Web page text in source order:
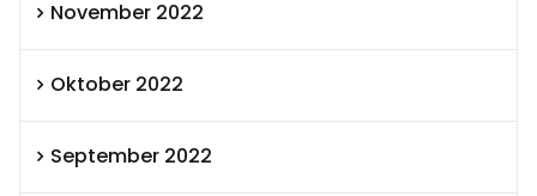
November 2022
Oktober 2022
September 2022